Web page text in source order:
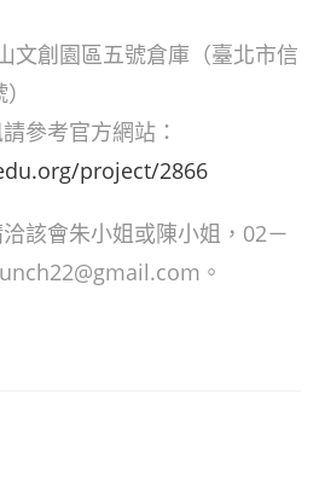
文創園區五號倉庫（臺北市信
參考官方網站：
project/2866
該會朱小姐或陳小姐，02－
。